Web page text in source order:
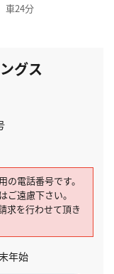
車24分
グス
電話番号です。
ご遠慮下さい。
求を行わせて頂き
年始